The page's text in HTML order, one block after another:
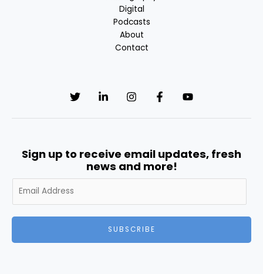
Digital
Podcasts
About
Contact
Sign up to receive email updates, fresh
news and more!
SUBSCRIBE